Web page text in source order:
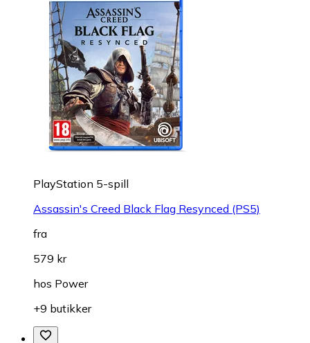
PlayStation 5-spill
Assassin's Creed Black Flag Resynced (PS5)
fra
579 kr
hos Power
+9 butikker